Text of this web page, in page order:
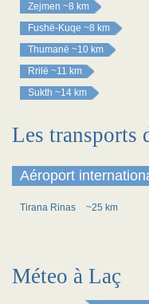
Zejmen ~8 km
Fushë-Kuqe ~8 km
Thumanë ~10 km
Rrilë ~11 km
Sukth ~14 km
Les transports
Aéroport
Tirana Rinas ~25 km
Méteo à Laç